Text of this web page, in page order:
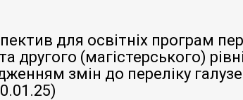
для освітніх програм
другого (магістерського)
змін до переліку